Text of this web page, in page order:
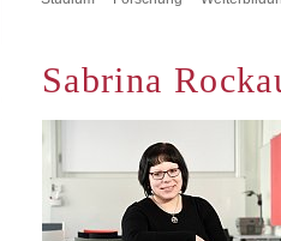
Sabrina